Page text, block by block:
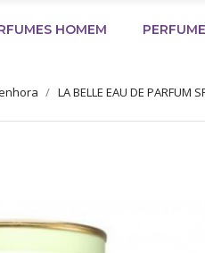
HOMEM
LA BELLE EAU DE PARFUM